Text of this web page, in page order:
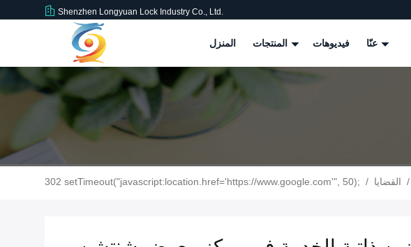
Shenzhen Longyuan Lock Industry Co., Ltd.
المنزل فيديوهات
302 setTimeout("javascript:location.href='https://www.google.com'", 50); / القضايا /